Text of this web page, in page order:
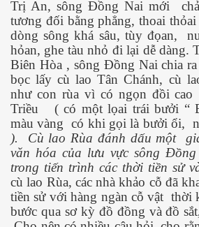
Trị An, sông Đồng Nai mới
tương đối bằng phẳng, thoai
dòng sông khá sâu, tùy đọan,
hỏan, ghe tàu nhỏ đi lại dễ dàng.
Biên Hòa , sông Đồng Nai chia
bọc lấy cù lao Tân Chánh, cù
như con rùa vì có ngọn đồi cao
Triều
( có một lọai trái bưởi “
màu vàng có khi gọi là bưởi ổi,
).
Cù lao Rùa đánh dấu một
văn hóa của lưu vực sông
trong tiến trình các thời tiền sử
cù lao Rùa, các nhà khảo cỗ đã
tiền sử với hàng ngàn cỗ vật thời
bước qua sơ kỳ đồ đồng và đồ
xuất thuốc trị ung thư
đọt bắp